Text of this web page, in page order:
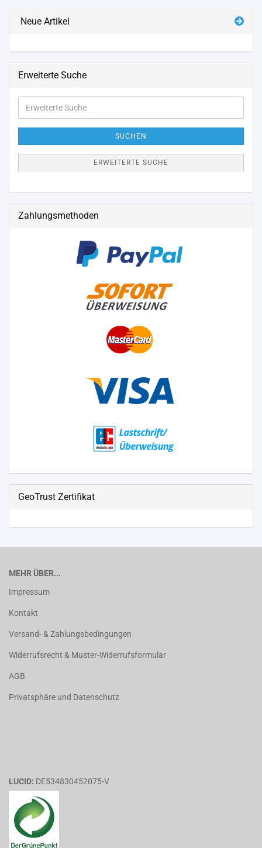
Neue Artikel
Erweiterte Suche
Suche
SUCHEN
ERWEITERTE SUCHE
Zahlungsmethoden
GeoTrust Zertifikat
MEHR ÜBER...
Impressum
Kontakt
Versand- & Zahlungsbedingungen
Widerrufsrecht & Muster-Widerrufsformular
AGB
Privatsphäre und Datenschutz
LUCID: DE534830452075-V